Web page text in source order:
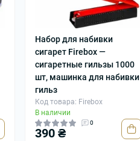
Набор для набивки
сигарет Firebox —
сигаретные гильзы 1000
шт, машинка для набивки
гильз
Код товара: Firebox
В наличии
0
390 ₴